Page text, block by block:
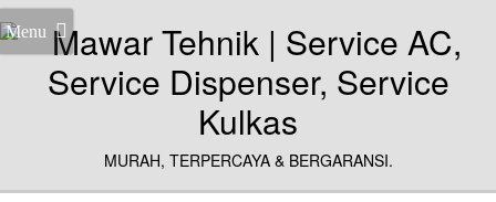
Menu
MURAH, TERPERCAYA & BERGARANSI.